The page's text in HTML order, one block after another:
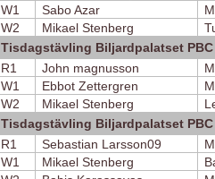
W1
Sabo Azar
W2
Mikael Stenberg
Tisdagstävling Biljardpalatset PBC
R1
John magnusson
W1
Ebbot Zettergren
W2
Mikael Stenberg
Tisdagstävling Biljardpalatset PBC
R1
Sebastian Larsson09
W1
Mikael Stenberg